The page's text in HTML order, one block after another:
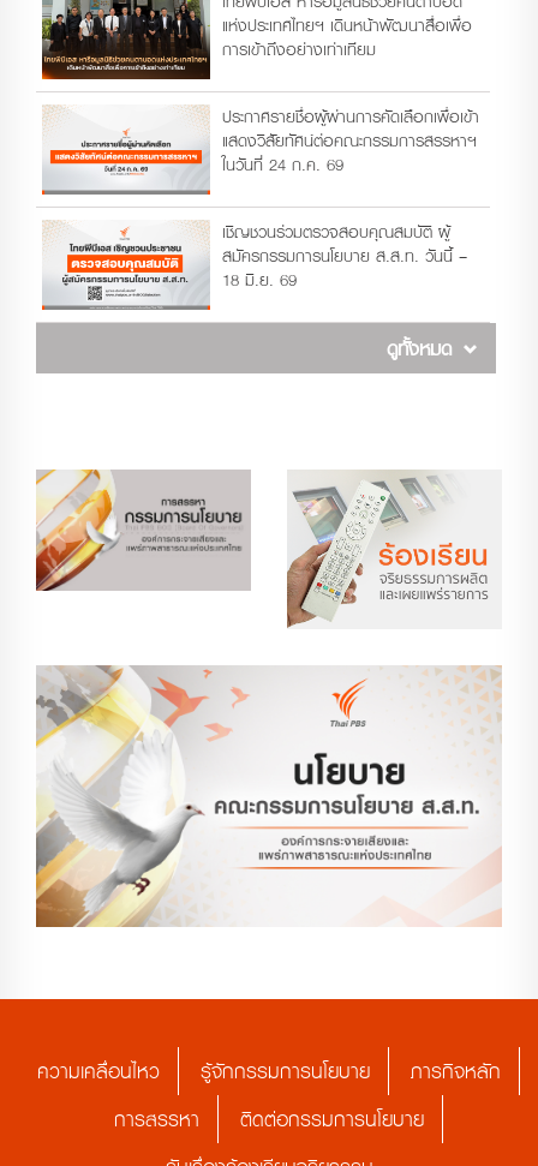
แห่งประเทศไทยฯ เดินหน้าพัฒนาสื่อเพื่อ
การเข้าถึงอย่างเท่าเทียม
ประกาศรายชื่อผู้ผ่านการคัดเลือกเพื่อเข้า
แสดงวิสัยทัศน์ต่อคณะกรรมการสรรหาฯ
ในวันที่ 24 ก.ค. 69
เชิญชวนร่วมตรวจสอบคุณสมบัติ ผู้
สมัครกรรมการนโยบาย ส.ส.ท. วันนี้ –
18 มิ.ย. 69
ดูทั้งหมด
ความเคลื่อนไหว รู้จักกรรมการนโยบาย
ภารกิจหลัก
การสรรหา
ติดต่อกรรมการนโยบาย